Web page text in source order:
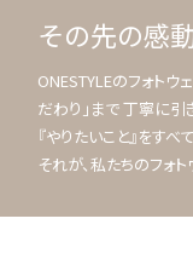
その先の感
ONESTYLEのフォトウ
だわり」まで 丁寧に引
『やりたいこと』をす
それが、私たちのフォト